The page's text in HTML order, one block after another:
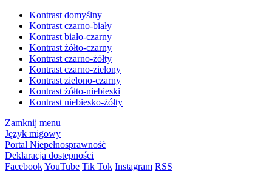
Kontrast domyślny
Kontrast czarno-biały
Kontrast biało-czarny
Kontrast żółto-czarny
Kontrast czarno-żółty
Kontrast czarno-zielony
Kontrast zielono-czarny
Kontrast żółto-niebieski
Kontrast niebiesko-żółty
Zamknij menu
Język migowy
Portal Niepełnosprawność
Deklaracja dostępności
FacebookYouTube Tik Tok Instagram RSS